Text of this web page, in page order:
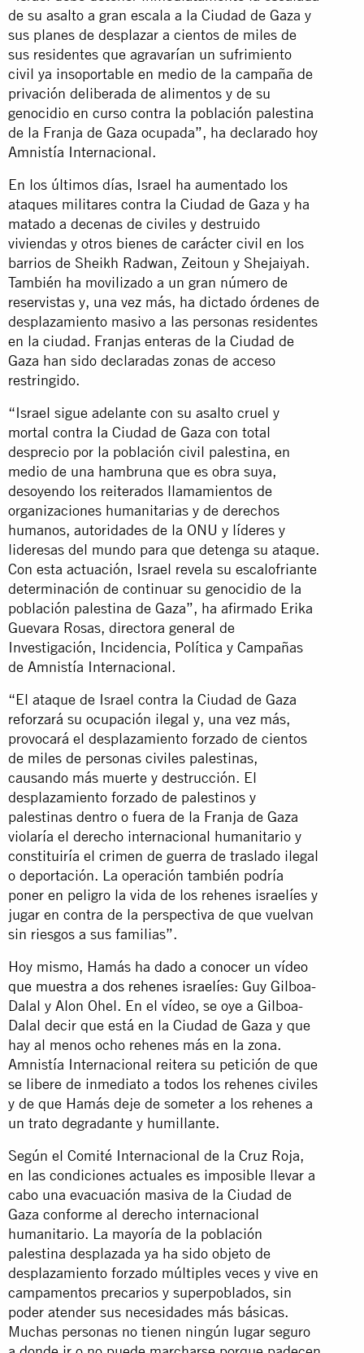
de su asalto a gran escala a la Ciudad de Gaza y
sus planes de desplazar a cientos de miles de
sus residentes que agravarían un sufrimiento
civil ya insoportable en medio de la campaña de
privación deliberada de alimentos y de su
genocidio en curso contra la población palestina
de la Franja de Gaza ocupada”, ha declarado hoy
Amnistía Internacional.
En los últimos días, Israel ha aumentado los
ataques militares contra la Ciudad de Gaza y ha
matado a decenas de civiles y destruido
viviendas y otros bienes de carácter civil en los
barrios de Sheikh Radwan, Zeitoun y Shejaiyah.
También ha movilizado a un gran número de
reservistas y, una vez más, ha dictado órdenes de
desplazamiento masivo a las personas residentes
en la ciudad. Franjas enteras de la Ciudad de
Gaza han sido declaradas zonas de acceso
restringido.
“Israel sigue adelante con su asalto cruel y
mortal contra la Ciudad de Gaza con total
desprecio por la población civil palestina, en
medio de una hambruna que es obra suya,
desoyendo los reiterados llamamientos de
organizaciones humanitarias y de derechos
humanos, autoridades de la ONU y líderes y
lideresas del mundo para que detenga su ataque.
Con esta actuación, Israel revela su escalofriante
determinación de continuar su genocidio de la
población palestina de Gaza”, ha afirmado Erika
Guevara Rosas, directora general de
Investigación, Incidencia, Política y Campañas
de Amnistía Internacional.
“El ataque de Israel contra la Ciudad de Gaza
reforzará su ocupación ilegal y, una vez más,
provocará el desplazamiento forzado de cientos
de miles de personas civiles palestinas,
causando más muerte y destrucción. El
desplazamiento forzado de palestinos y
palestinas dentro o fuera de la Franja de Gaza
violaría el derecho internacional humanitario y
constituiría el crimen de guerra de traslado ilegal
o deportación. La operación también podría
poner en peligro la vida de los rehenes israelíes y
jugar en contra de la perspectiva de que vuelvan
sin riesgos a sus familias”.
Hoy mismo, Hamás ha dado a conocer un vídeo
que muestra a dos rehenes israelíes: Guy Gilboa-
Dalal y Alon Ohel. En el vídeo, se oye a Gilboa-
Dalal decir que está en la Ciudad de Gaza y que
hay al menos ocho rehenes más en la zona.
Amnistía Internacional reitera su petición de que
se libere de inmediato a todos los rehenes civiles
y de que Hamás deje de someter a los rehenes a
un trato degradante y humillante.
Según el Comité Internacional de la Cruz Roja,
en las condiciones actuales es imposible llevar a
cabo una evacuación masiva de la Ciudad de
Gaza conforme al derecho internacional
humanitario. La mayoría de la población
palestina desplazada ya ha sido objeto de
desplazamiento forzado múltiples veces y vive en
campamentos precarios y superpoblados, sin
poder atender sus necesidades más básicas.
Muchas personas no tienen ningún lugar seguro